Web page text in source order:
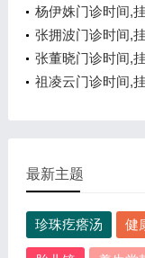
询电话,在线咨询
杨伊姝门诊时间,
询电话,在线咨询
张拥波门诊时间,
询电话,在线咨询
张董晓门诊时间,
询电话,在线咨询
祖凌云门诊时间,
最新主题
珍珠疙瘩汤 健